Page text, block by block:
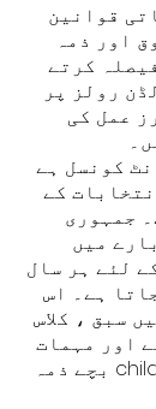
قوانین
اور ذمہ
کرتے
رولز پر
عمل کی
کونسل ہے
کے
جمہوری
میں
لئے ہر سال
ہے۔ اس
سبق ، کلاس
اور مہمات
شامل ہیں جس کے ل children بچے ذمہ